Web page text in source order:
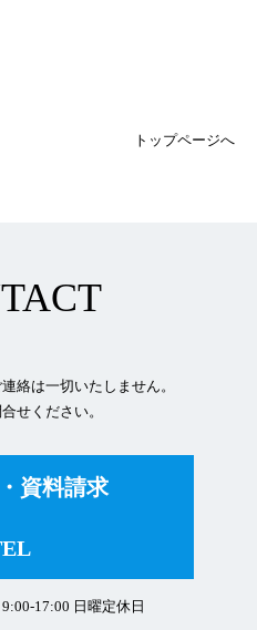
トップページへ
絡は一切いたしません。
せください。
資料請求
17:00 日曜定休日